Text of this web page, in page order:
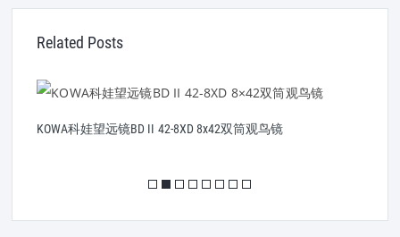
Related Posts
KOWA科娃望远镜BD II 42-8XD 8x42双筒观鸟镜